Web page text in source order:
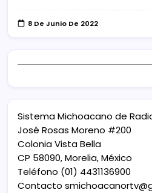
8 De Junio De 2022
Sistema Michoacano de
José Rosas Moreno #200
Colonia Vista Bella
CP 58090, Morelia, México
Teléfono (01) 4431136900
Contacto